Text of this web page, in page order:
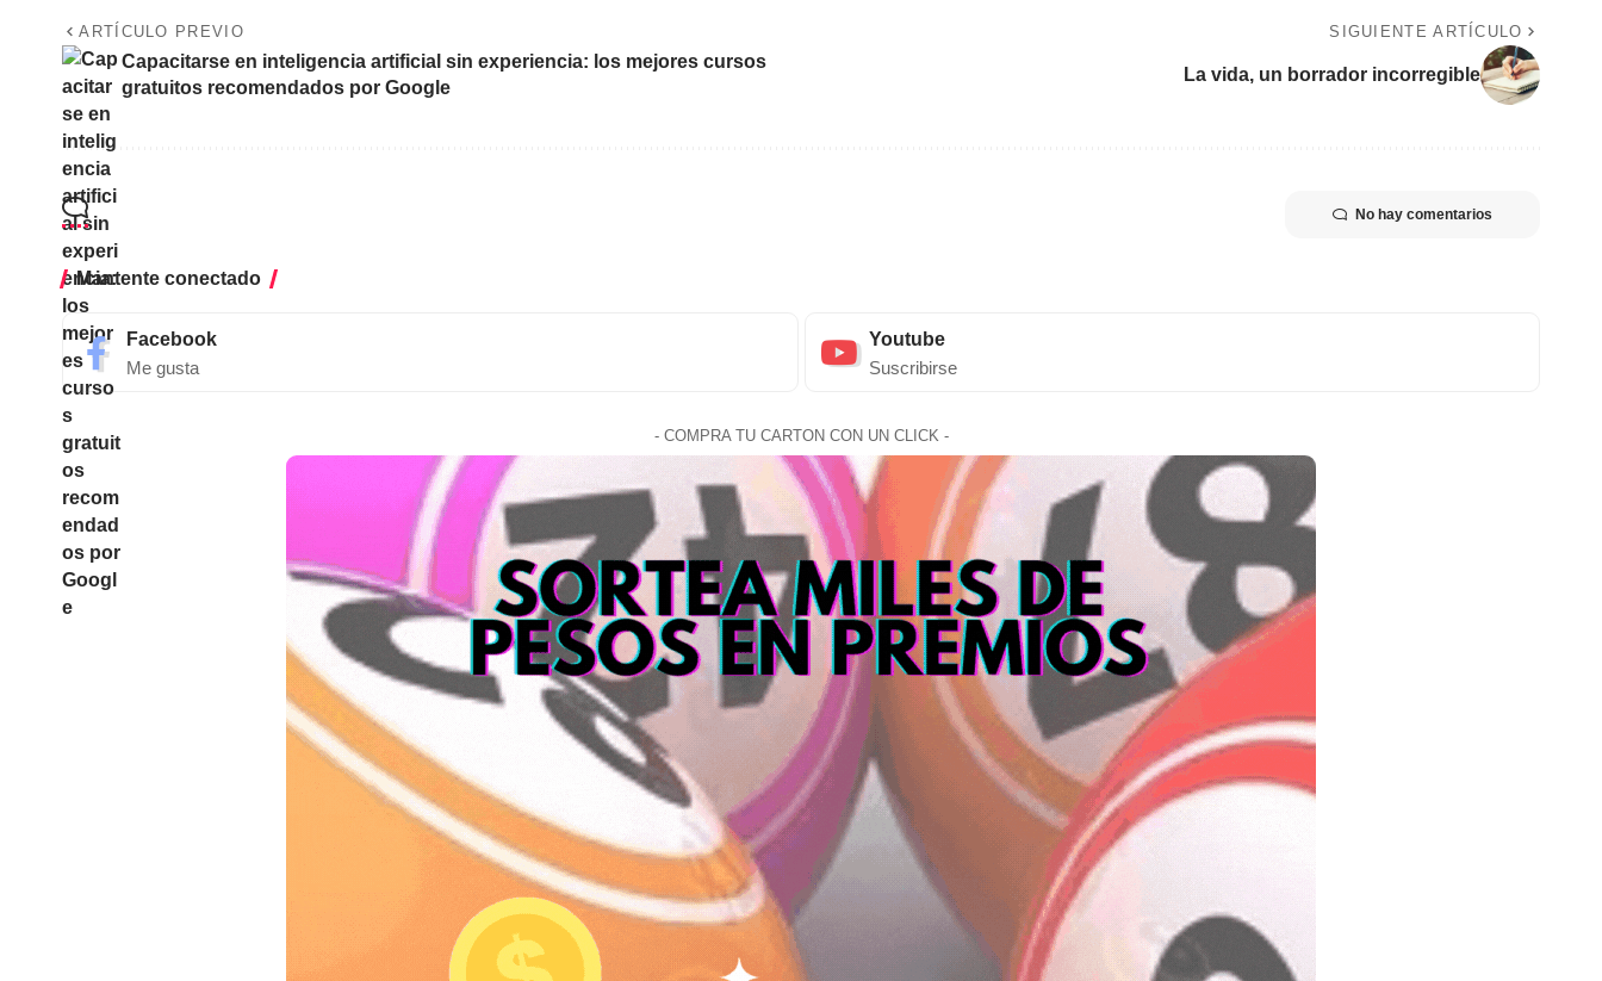
ARTÍCULO PREVIO
Capacitarse en inteligencia artificial sin experiencia: los mejores cursos
gratuitos recomendados por Google
SIGUIENTE ARTÍCULO
La vida, un borrador incorregible
No hay comentarios
Mantente conectado
Facebook
Me gusta
Youtube
Suscribirse
- COMPRA TU CARTON CON UN CLICK -